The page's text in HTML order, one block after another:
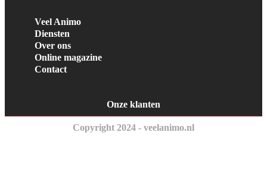
Veel Animo
Diensten
Over ons
Online magazine
Contact
Onze klanten
Copyright 2024 - veelanimo.nl